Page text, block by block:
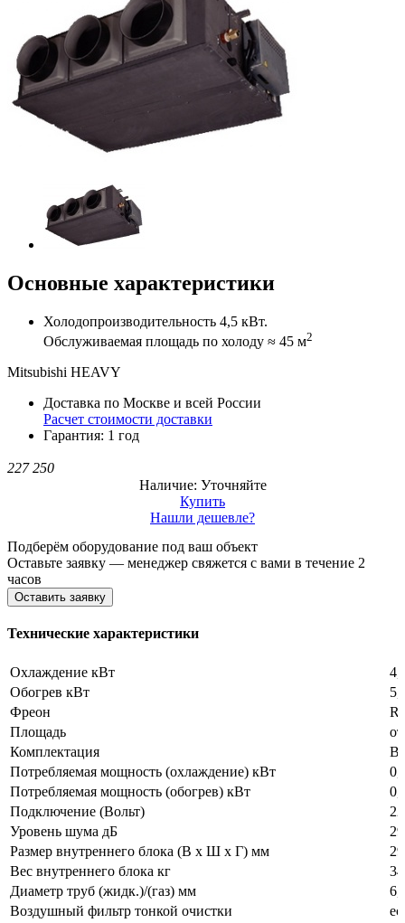
Основные характеристики
Холодопроизводительность 4,5 кВт.
Обслуживаемая площадь по холоду ≈ 45 м2
Mitsubishi HEAVY
Доставка по Москве и всей России
Расчет стоимости доставки
Гарантия: 1 год
227 250
Наличие: Уточняйте
Купить
Нашли дешевле?
Подберём оборудование под ваш объект
Оставьте заявку — менеджер свяжется с вами в течение 2
часов
Оставить заявку
Технические характеристики
Охлаждение кВт
Обогрев кВт
Фреон
Площадь
Комплектация
Потребляемая мощность (охлаждение) кВт
Потребляемая мощность (обогрев) кВт
Подключение (Вольт)
Уровень шума дБ
29
Размер внутреннего блока (В x Ш x Г) мм
Вес внутреннего блока кг
34
Диаметр труб (жидк.)/(газ) мм
Воздушный фильтр тонкой очистки